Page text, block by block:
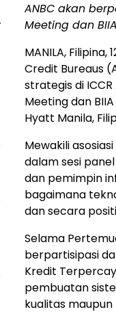
ANBC akan
Meeting dan
MANILA, Filipina,
Credit Bureaus
strategis di
Meeting dan
Hyatt Manila,
Mewakili
dalam sesi
dan pemimpin
bagaimana
dan secara
Selama
berpartisipasi
Kredit
pembuatan
kualitas